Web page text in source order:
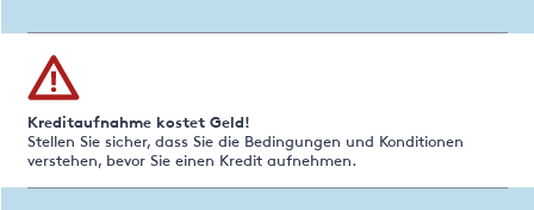
Kreditaufnahme kostet Geld!
Stellen Sie sicher, dass Sie die Bedingungen und Konditionen
verstehen, bevor Sie einen Kredit aufnehmen.